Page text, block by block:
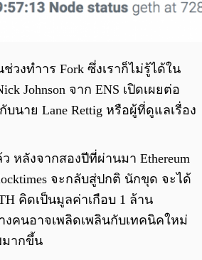
วงทำาร Fork ซึ่งเราก็ไม่รู้ได้ใน
Johnson จาก ENS เปิดเผยต่อ
นาย Lane Rettig หรือผู้ที่ดูแลเรื่อง
หลังจากสองปีที่ผ่านมา Ethereum
จะกลับสู่ปกติ นักขุด จะได้
คิดเป็นมูลค่าเกือบ 1 ล้าน
คนอาจเพลิดเพลินกับเทคนิคใหม่
มากขึ้น